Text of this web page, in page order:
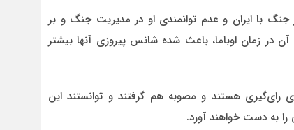
با ایران و عدم توانمندی او در مدیریت جنگ و بر
زمان اوباما، باعث شده شانس پیروزی آنها بیشتر
رای‌گیری هستند و مصوبه هم گرفتند و توانستند این